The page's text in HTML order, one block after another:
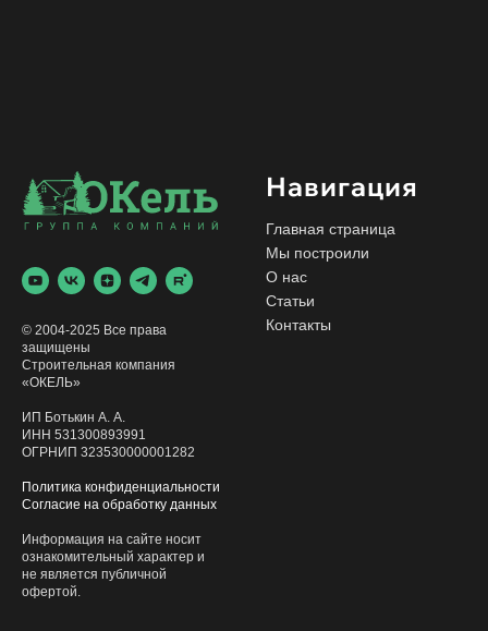
© 2004-2025 Все права
защищены
Строительная компания
«ОКЕЛЬ»
ИП Ботькин А. А.
ИНН 531300893991
ОГРНИП 323530000001282
Политика конфиденциальности
Согласие на обработку данных
Информация на сайте носит
ознакомительный характер и
не является публичной
офертой.
Навигация
Главная страница
Мы построили
О нас
Статьи
Контакты